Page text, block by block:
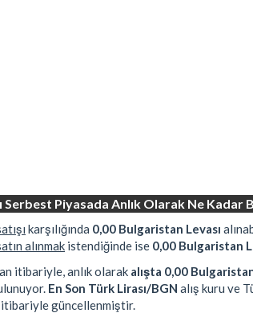
Serbest Piyasada Anlık Olarak Ne Kadar
karşılığında 0,00 Bulgaristan Levası
alınmak istendiğinde ise 0,00 Bulgaristan
itibariyle, anlık olarak alışta 0,00
En Son Türk Lirası/BGN alış kuru ve
güncellenmiştir.